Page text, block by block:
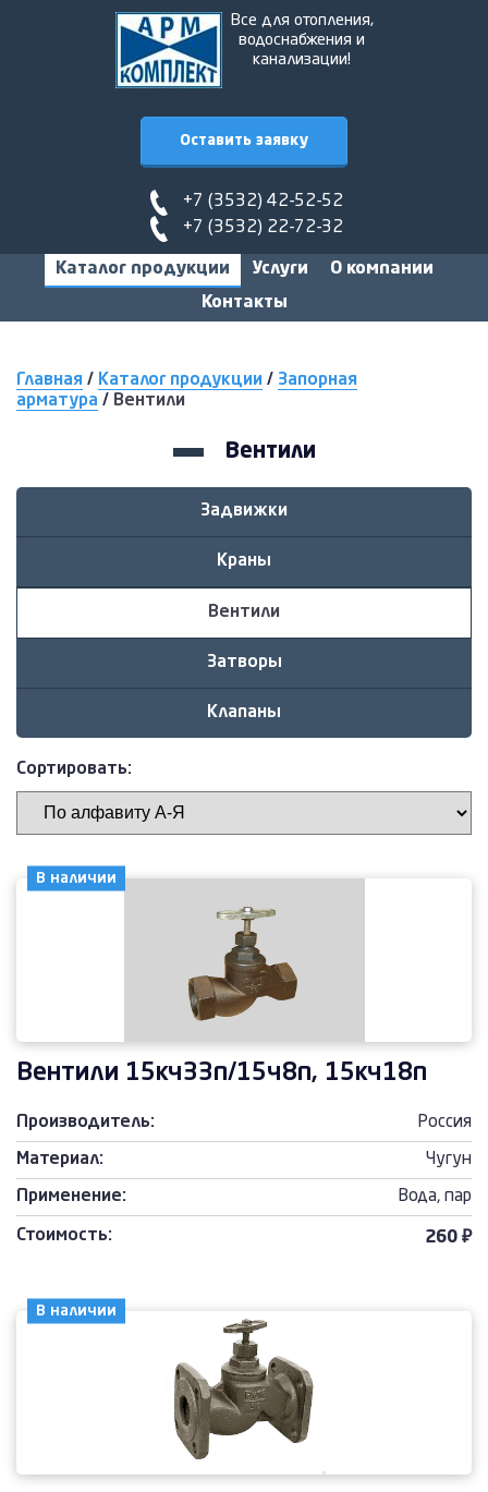
Все для отопления,
водоснабжения и
канализации!
Оставить заявку
+7 (3532) 42-52-52
+7 (3532) 22-72-32
Каталог продукции Услуги
О компании
Контакты
Главная / Каталог продукции / Запорная
арматура / Вентили
Вентили
Задвижки
Краны
Вентили
Затворы
Клапаны
Сортировать:
В наличии
Вентили 15кч33п/15ч8п, 15кч18п
Производитель: Россия
Материал: Чугун
Применение: Вода, пар
Стоимость: 260 ₽
В наличии